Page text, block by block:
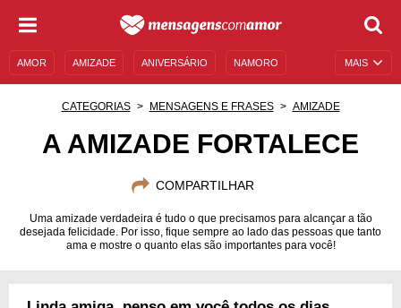
MAIS
AMOR AMIZADE ANIVERSÁRIO NAMORO
CATEGORIAS MENSAGENS E FRASES AMIZADE
A AMIZADE FORTALECE
COMPARTILHAR
Uma amizade verdadeira é tudo o que precisamos para alcançar a tão
desejada felicidade. Por isso, fique sempre ao lado das pessoas que tanto
ama e mostre o quanto elas são importantes para você!